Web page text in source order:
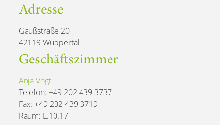
Adresse
Gaußstraße 20
42119 Wuppertal
Geschäftszimmer
Anja Vogt
Telefon: +49 202 439 3737
Fax: +49 202 439 3719
Raum: L.10.17